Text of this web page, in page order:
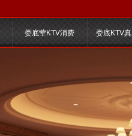
娄底荤KTV消费 娄底KTV